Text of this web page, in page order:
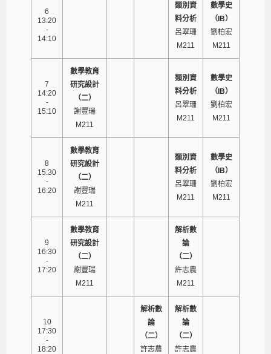
6
13:20
-
14:10
類別資
料分析
呂翠珊
M211
數學史
（IB）
劉柏宏
M211
7
14:20
-
15:10
數學教育
研究設計
（二）
謝豐瑞
M211
類別資
料分析
呂翠珊
M211
數學史
（IB）
劉柏宏
M211
8
15:30
-
16:20
數學教育
研究設計
（二）
謝豐瑞
M211
類別資
料分析
呂翠珊
M211
數學史
（IB）
劉柏宏
M211
9
16:30
-
17:20
數學教育
研究設計
（二）
謝豐瑞
M211
解析數
論
（二）
許志農
M211
10
17:30
-
18:20
解析數
論
（二）
許志農
解析數
論
（二）
許志農